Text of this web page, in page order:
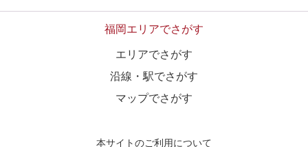
福岡エリアでさがす
エリアでさがす
沿線・駅でさがす
マップでさがす
本サイトのご利用について